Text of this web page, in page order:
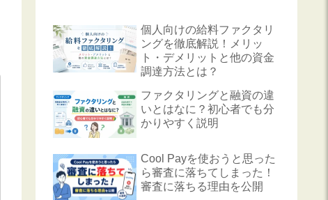
個人向けの給料ファクタリ
ングを徹底解説！メリッ
ト・デメリットと他の資金
調達方法とは？
ファクタリングと融資の違
いとはなに？初心者でも分
かりやすく説明
Cool Payを使おうと思った
ら審査に落ちてしまった！
審査に落ちる理由を公開